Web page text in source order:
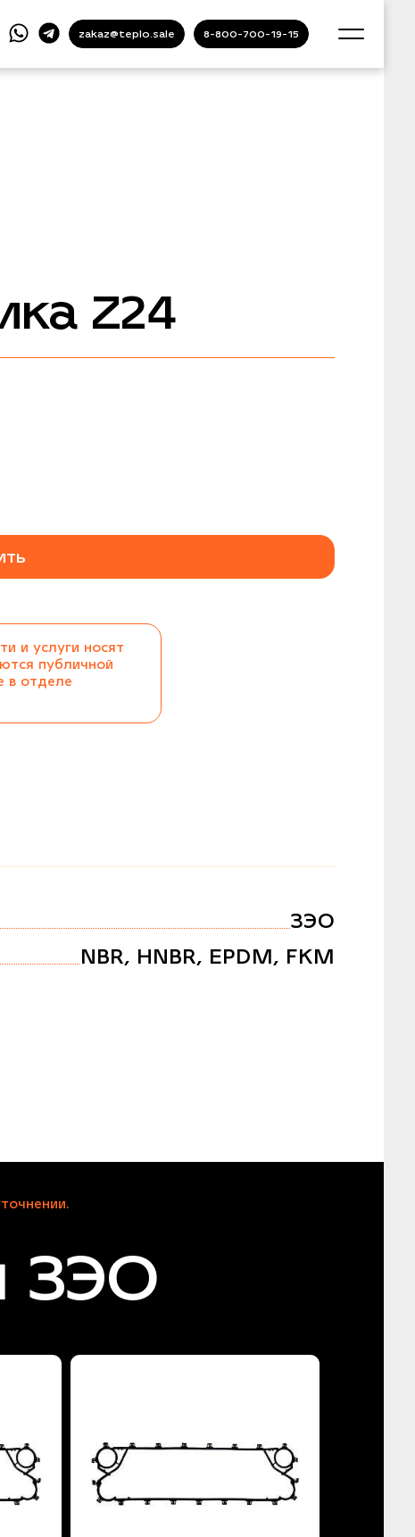
zakaz@teplo.sale 8-800-700-19-15
Z24
и услуги носят
публичной
в отделе
ЗЭО
NBR, HNBR, EPDM, FKM
ЗЭО